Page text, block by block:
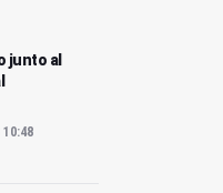
junto al
10:48